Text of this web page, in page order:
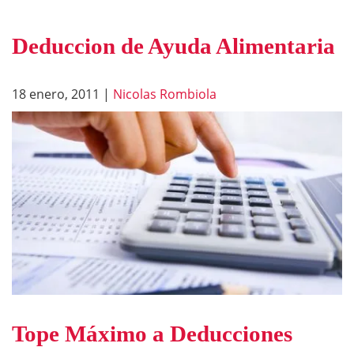
Deduccion de Ayuda Alimentaria
18 enero, 2011 | Nicolas Rombiola
Tope Máximo a Deducciones